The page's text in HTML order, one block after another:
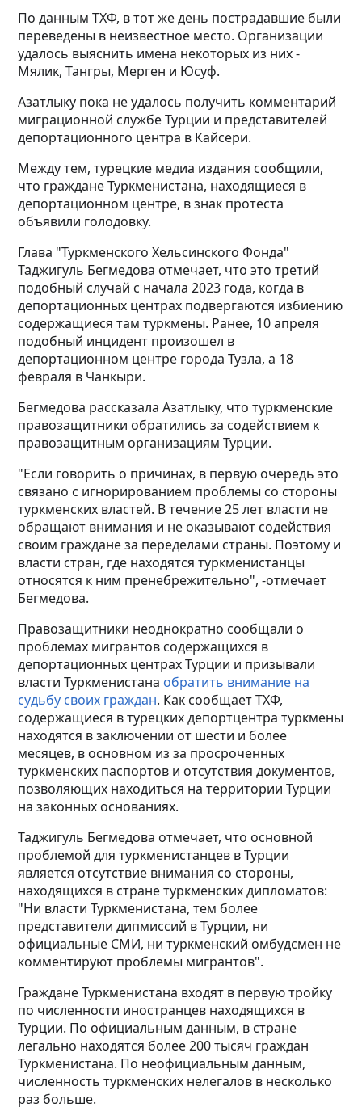
По данным ТХФ, в тот же день пострадавшие были
переведены в неизвестное место. Организации
удалось выяснить имена некоторых из них -
Мялик, Тангры, Мерген и Юсуф.
Азатлыку пока не удалось получить комментарий
миграционной службе Турции и представителей
депортационного центра в Кайсери.
Между тем, турецкие медиа издания сообщили,
что граждане Туркменистана, находящиеся в
депортационном центре, в знак протеста
объявили голодовку.
Глава "Туркменского Хельсинского Фонда"
Таджигуль Бегмедова отмечает, что это третий
подобный случай с начала 2023 года, когда в
депортационных центрах подвергаются избиению
содержащиеся там туркмены. Ранее, 10 апреля
подобный инцидент произошел в
депортационном центре города Тузла, а 18
февраля в Чанкыри.
Бегмедова рассказала Азатлыку, что туркменские
правозащитники обратились за содействием к
правозащитным организациям Турции.
"Если говорить о причинах, в первую очередь это
связано с игнорированием проблемы со стороны
туркменских властей. В течение 25 лет власти не
обращают внимания и не оказывают содействия
своим граждане за переделами страны. Поэтому и
власти стран, где находятся туркменистанцы
относятся к ним пренебрежительно", -отмечает
Бегмедова.
Правозащитники неоднократно сообщали о
проблемах мигрантов содержащихся в
депортационных центрах Турции и призывали
власти Туркменистана обратить внимание на
судьбу своих граждан. Как сообщает ТХФ,
содержащиеся в турецких депортцентра туркмены
находятся в заключении от шести и более
месяцев, в основном из за просроченных
туркменских паспортов и отсутствия документов,
позволяющих находиться на территории Турции
на законных основаниях.
Таджигуль Бегмедова отмечает, что основной
проблемой для туркменистанцев в Турции
является отсутствие внимания со стороны,
находящихся в стране туркменских дипломатов:
"Ни власти Туркменистана, тем более
представители дипмиссий в Турции, ни
официальные СМИ, ни туркменский омбудсмен не
комментируют проблемы мигрантов".
Граждане Туркменистана входят в первую тройку
по численности иностранцев находящихся в
Турции. По официальным данным, в стране
легально находятся более 200 тысяч граждан
Туркменистана. По неофициальным данным,
численность туркменских нелегалов в несколько
раз больше.